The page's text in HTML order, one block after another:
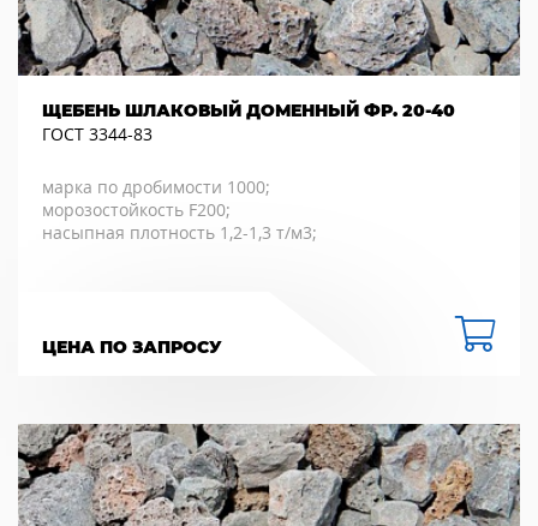
ЩЕБЕНЬ ШЛАКОВЫЙ ДОМЕННЫЙ ФР. 20-40
ГОСТ 3344-83
марка по дробимости 1000;
морозостойкость F200;
насыпная плотность 1,2-1,3 т/м3;
ЦЕНА ПО ЗАПРОСУ